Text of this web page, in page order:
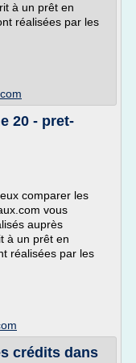
à un prêt en
réalisées par les
20 - pret-
comparer les
vous
auprès
à un prêt en
réalisées par les
crédits dans